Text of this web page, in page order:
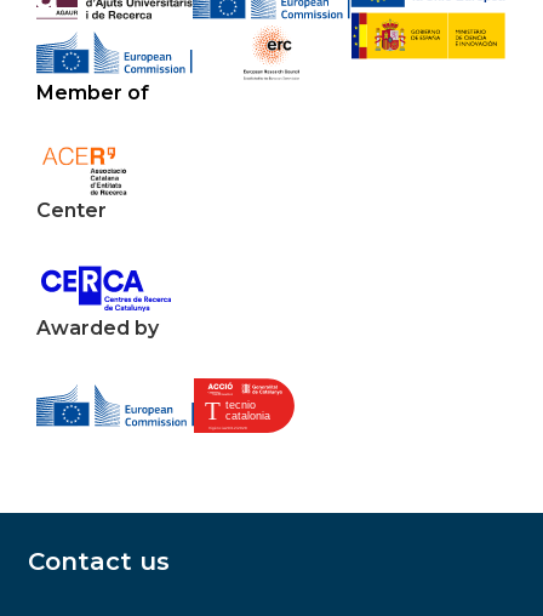
Member of
Center
Awarded by
Contact us